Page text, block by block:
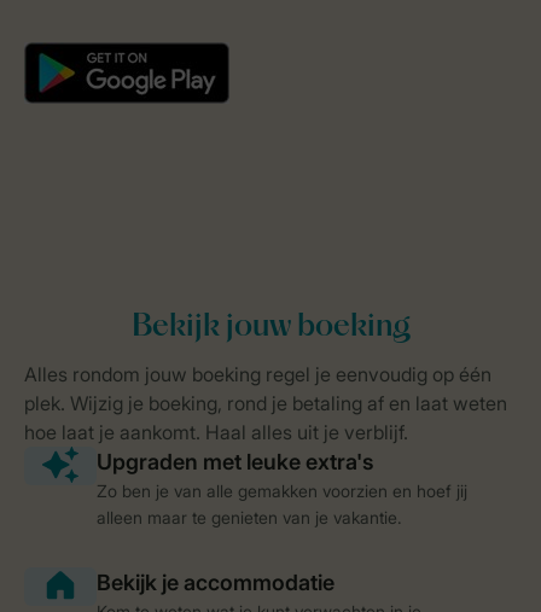
Zo ben je van alle gemakken voorzien en hoef jij
alleen maar te genieten van je vakantie.